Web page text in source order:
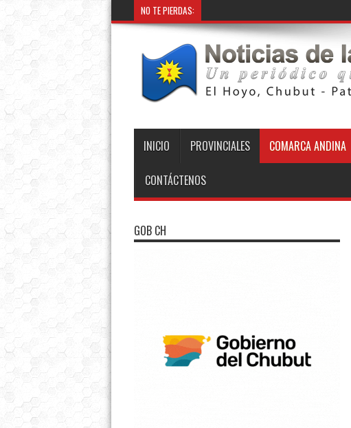
NO TE PIERDAS:
INICIO PROVINCIALES COMARCA ANDINA
CONTÁCTENOS
GOB CH